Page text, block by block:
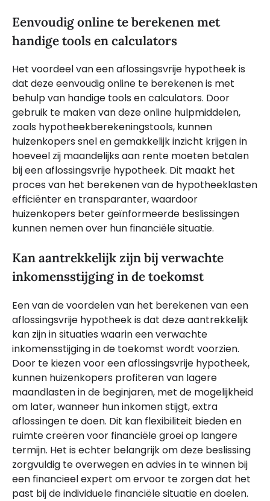
Eenvoudig online te berekenen met
handige tools en calculators
Het voordeel van een aflossingsvrije hypotheek is
dat deze eenvoudig online te berekenen is met
behulp van handige tools en calculators. Door
gebruik te maken van deze online hulpmiddelen,
zoals hypotheekberekeningstools, kunnen
huizenkopers snel en gemakkelijk inzicht krijgen in
hoeveel zij maandelijks aan rente moeten betalen
bij een aflossingsvrije hypotheek. Dit maakt het
proces van het berekenen van de hypotheeklasten
efficiënter en transparanter, waardoor
huizenkopers beter geïnformeerde beslissingen
kunnen nemen over hun financiële situatie.
Kan aantrekkelijk zijn bij verwachte
inkomensstijging in de toekomst
Een van de voordelen van het berekenen van een
aflossingsvrije hypotheek is dat deze aantrekkelijk
kan zijn in situaties waarin een verwachte
inkomensstijging in de toekomst wordt voorzien.
Door te kiezen voor een aflossingsvrije hypotheek,
kunnen huizenkopers profiteren van lagere
maandlasten in de beginjaren, met de mogelijkheid
om later, wanneer hun inkomen stijgt, extra
aflossingen te doen. Dit kan flexibiliteit bieden en
ruimte creëren voor financiële groei op langere
termijn. Het is echter belangrijk om deze beslissing
zorgvuldig te overwegen en advies in te winnen bij
een financieel expert om ervoor te zorgen dat het
past bij de individuele financiële situatie en doelen.